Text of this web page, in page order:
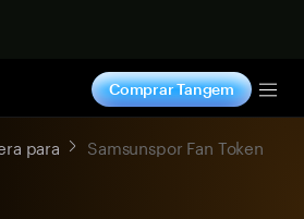
Comprar Tangem
para Samsunspor Fan Token